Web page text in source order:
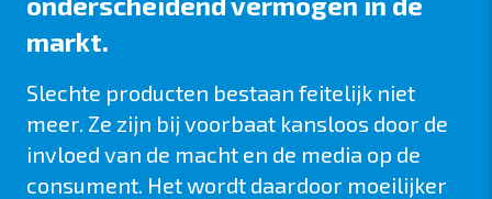
markt.
Slechte producten bestaan feitelijk niet
meer. Ze zijn bij voorbaat kansloos door de
invloed van de macht en de media op de
consument. Het wordt daardoor moeilijker